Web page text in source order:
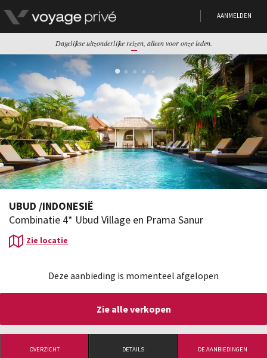
AANMELDEN
Dagelijkse uitzonderlijke reizen, alleen voor onze leden.
Deze aanbieding is momenteel afgelopen
Zie alle verkopen
UBUD /INDONESIË
Combinatie 4* Ubud Village en Prama Sanur
Zie locatie
OVERZICHT DETAILS DE AANBIEDINGEN